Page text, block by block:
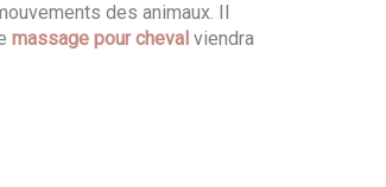
des animaux. Il
massage pour cheval viendra